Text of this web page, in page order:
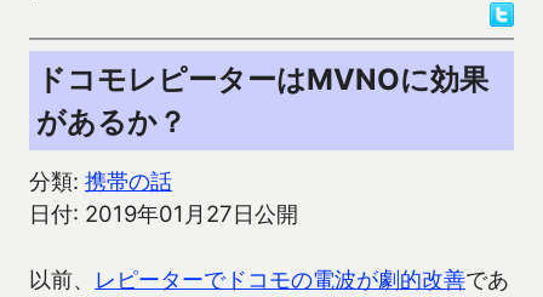
ドコモレピーターはMVNOに効果
があるか？
分類: 携帯の話
日付: 2019年01月27日公開
以前、 レピーターでドコモの電波が劇的改善であ